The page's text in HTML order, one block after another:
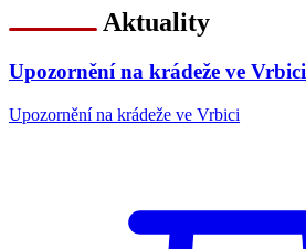
Aktuality
Upozornění na krádeže ve Vrbici
Upozornění na krádeže ve Vrbici